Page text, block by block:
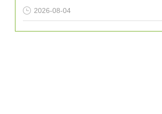
2026-08-04